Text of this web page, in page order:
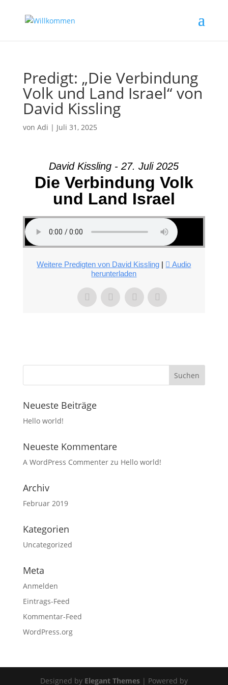
Predigt: „Die Verbindung
Volk und Land Israel“ von
David Kissling
von Adi | Juli 31, 2025
David Kissling - 27. Juli 2025
Die Verbindung Volk
und Land Israel
Weitere Predigten von David Kissling |
Audio
herunterladen
Neueste Beiträge
Hello world!
Neueste Kommentare
A WordPress Commenterzu Hello world!
Archiv
Februar 2019
Kategorien
Uncategorized
Meta
Anmelden
Eintrags-Feed
Kommentar-Feed
WordPress.org
Designed by Elegant Themes| Powered by